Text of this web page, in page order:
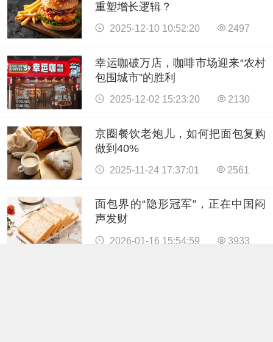
重塑增长逻辑？
2025-12-10 10:52:20 2497
幸运咖破万店，咖啡市场迎来“农村
包围城市”的胜利
2025-12-02 15:23:20 2130
京圈餐饮老炮儿，如何把面包复购
做到40%
2025-11-24 17:37:01 2561
面包界的“隐形冠军”，正在中国闷
声发财
2026-01-16 15:54:59 3933